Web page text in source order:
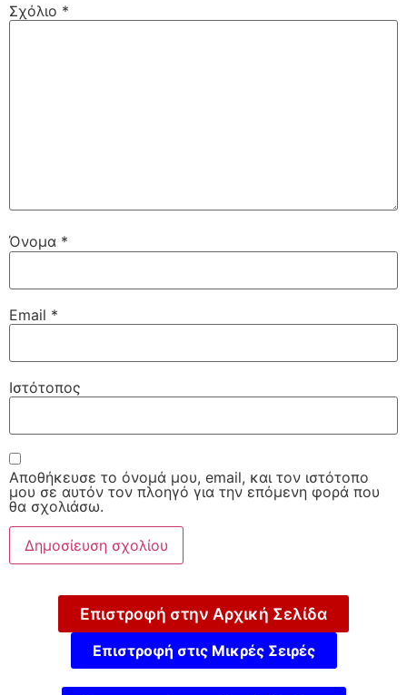
Σχόλιο *
Όνομα *
Email *
Ιστότοπος
Αποθήκευσε το όνομά μου, email, και τον ιστότοπο
μου σε αυτόν τον πλοηγό για την επόμενη φορά που
θα σχολιάσω.
Επιστροφή στην Αρχική Σελίδα
Επιστροφή στις Μικρές Σειρές